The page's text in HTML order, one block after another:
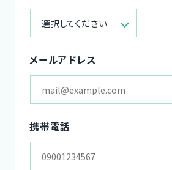
選択してください
メールアドレス
携帯電話